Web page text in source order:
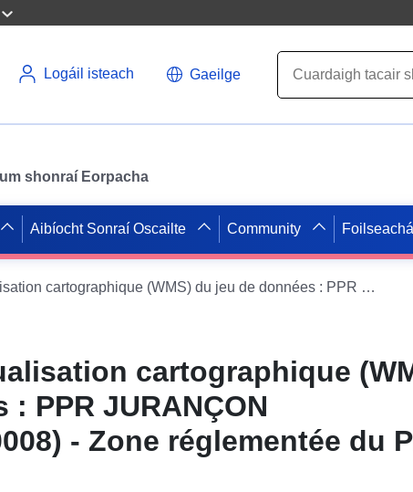
Logáil isteach Gaeilge
shonraí Eorpacha
Aibíocht Sonraí Oscailte Community
Service de visualisation cartographique (WMS) du jeu de données : PPR JURANÇON (64DDTM19970008) - Zone réglementée du Plan de Prévention du Risque Inondation de la comune de Jurançon (64284), département des Pyrénées-Atlantiques.
cartographique
PPR JURANÇON
- Zone réglementée du